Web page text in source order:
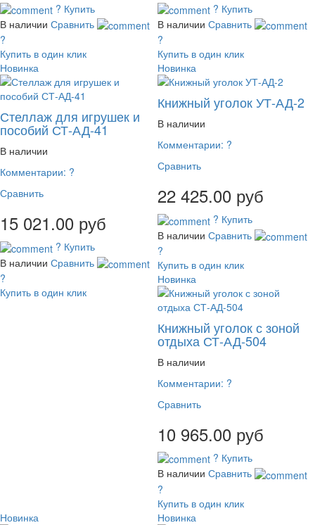
? Купить
В наличии Сравнить
?
Купить в один клик
? Купить
В наличии Сравнить
?
Купить в один клик
Новинка
Стеллаж для игрушек и
пособий СТ-АД-41
В наличии
Комментарии: ?
Сравнить
15 021.00 руб
? Купить
В наличии Сравнить
?
Купить в один клик
Новинка
Книжный уголок УТ-АД-2
В наличии
Комментарии: ?
Сравнить
22 425.00 руб
? Купить
В наличии Сравнить
?
Купить в один клик
Новинка
Книжный уголок с зоной
отдыха СТ-АД-504
В наличии
Комментарии: ?
Сравнить
10 965.00 руб
? Купить
В наличии Сравнить
?
Купить в один клик
Новинка
Новинка